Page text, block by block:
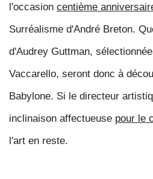
l'occasion centième
Surréalisme d'André Breton.
d'Audrey Guttman,
Vaccarello, seront donc à
Babylone. Si le directeur
inclinaison affectueuse pour le
l'art en reste.